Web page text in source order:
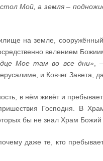
Мой, а земля –
на земле,
велением
Мое там во все дни»,
и Ковчег
в нём живёт и
Господня. В
бы не знал Храм Божий
даже те, кто